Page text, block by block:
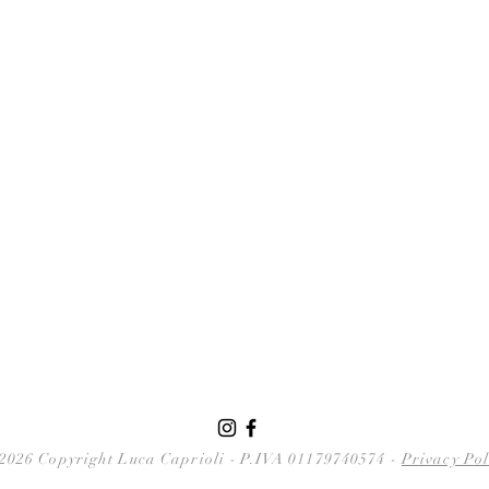
Copyright Luca Caprioli -P.IVA 01179740574 - Privacy